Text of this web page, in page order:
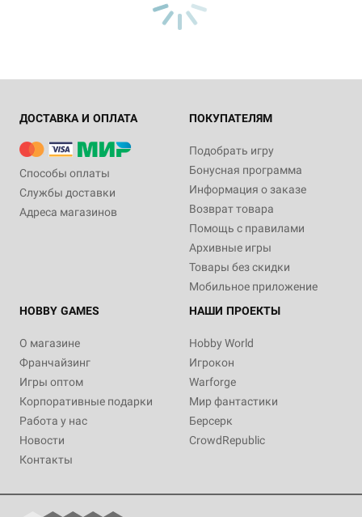
ДОСТАВКА И ОПЛАТА
Способы оплаты
Службы доставки
Адреса магазинов
ПОКУПАТЕЛЯМ
Подобрать игру
Бонусная программа
Информация о заказе
Возврат товара
Помощь с правилами
Архивные игры
Товары без скидки
Мобильное приложение
HOBBY GAMES
О магазине
Франчайзинг
Игры оптом
Корпоративные подарки
Работа у нас
Новости
Контакты
НАШИ ПРОЕКТЫ
Hobby World
Игрокон
Warforge
Мир фантастики
Берсерк
CrowdRepublic